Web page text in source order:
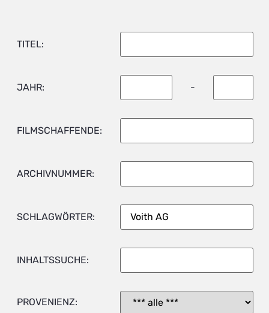
TITEL:
JAHR: -
FILMSCHAFFENDE:
ARCHIVNUMMER:
SCHLAGWÖRTER:
INHALTSSUCHE:
PROVENIENZ: